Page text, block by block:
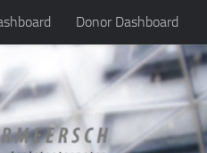
Donor Dashboard